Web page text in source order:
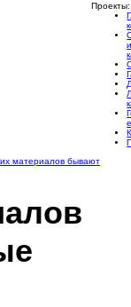
Проекты:
материалов бывают